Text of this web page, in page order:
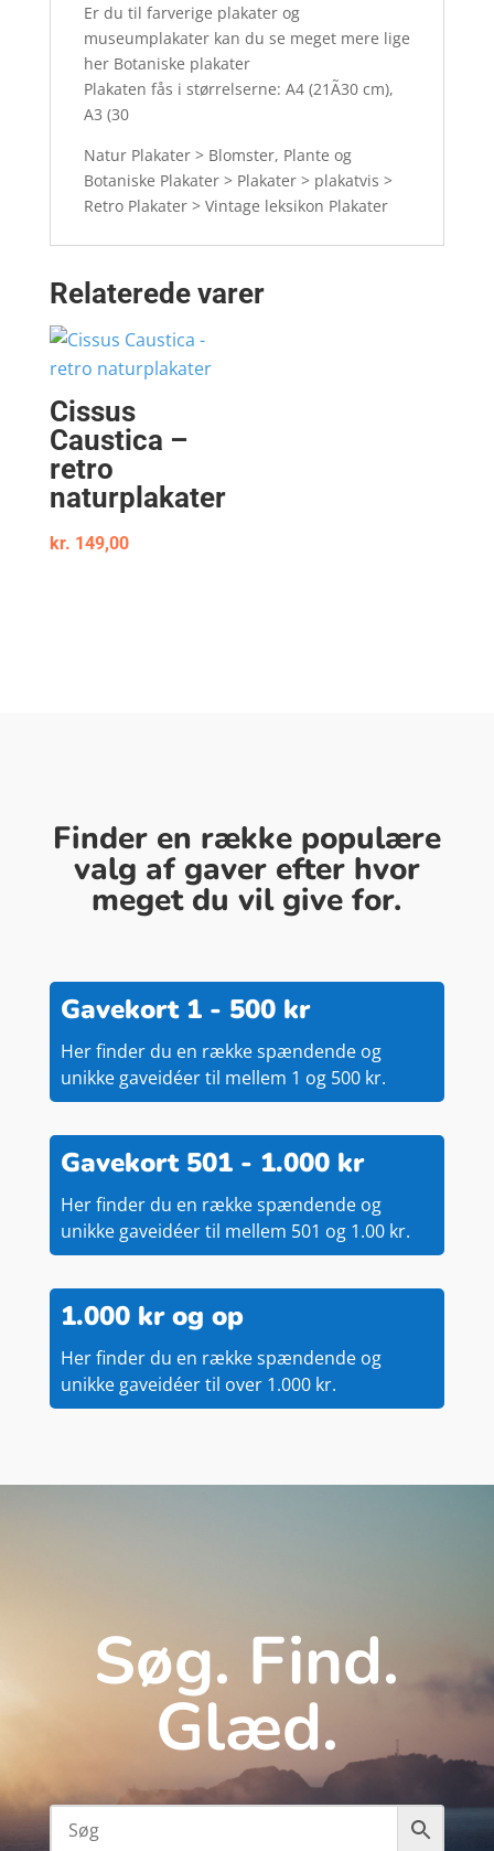
Er du til farverige plakater og
museumplakater kan du se meget mere lige
her Botaniske plakater
Plakaten fås i størrelserne: A4 (21Ã30 cm),
A3 (30
Natur Plakater > Blomster, Plante og
Botaniske Plakater > Plakater > plakatvis >
Retro Plakater > Vintage leksikon Plakater
Relaterede varer
Cissus
Caustica –
retro
naturplakater
kr. 149,00
Finder en række populære
valg af gaver efter hvor
meget du vil give for.
Gavekort 1 - 500 kr
Her finder du en række spændende og
unikke gaveidéer til mellem 1 og 500 kr.
Gavekort 501 - 1.000 kr
Her finder du en række spændende og
unikke gaveidéer til mellem 501 og 1.00 kr.
1.000 kr og op
Her finder du en række spændende og
unikke gaveidéer til over 1.000 kr.
Søg. Find.
Glæd.